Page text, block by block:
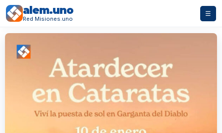
alem.uno
Red Misiones.uno
☰